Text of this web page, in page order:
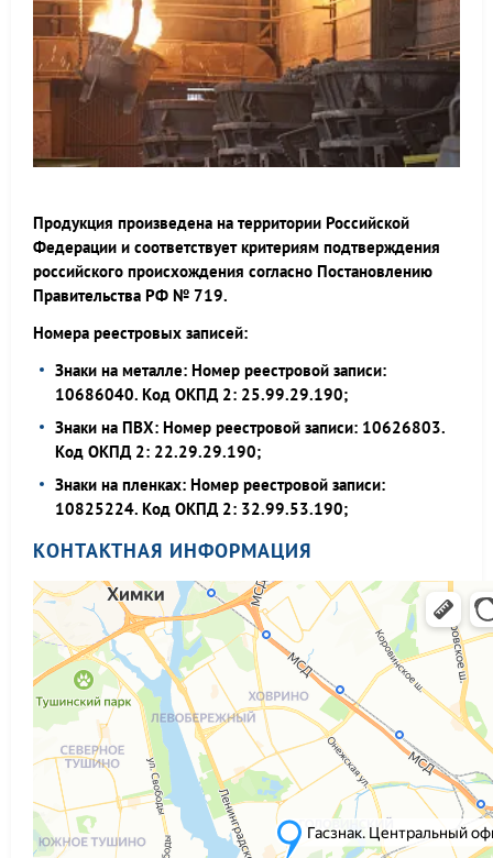
Продукция произведена на территории Российской
Федерации и соответствует критериям подтверждения
российского происхождения согласно Постановлению
Правительства РФ № 719.
Номера реестровых записей:
Знаки на металле: Номер реестровой записи:
10686040. Код ОКПД 2: 25.99.29.190;
Знаки на ПВХ: Номер реестровой записи: 10626803.
Код ОКПД 2: 22.29.29.190;
Знаки на пленках: Номер реестровой записи:
10825224. Код ОКПД 2: 32.99.53.190;
КОНТАКТНАЯ ИНФОРМАЦИЯ